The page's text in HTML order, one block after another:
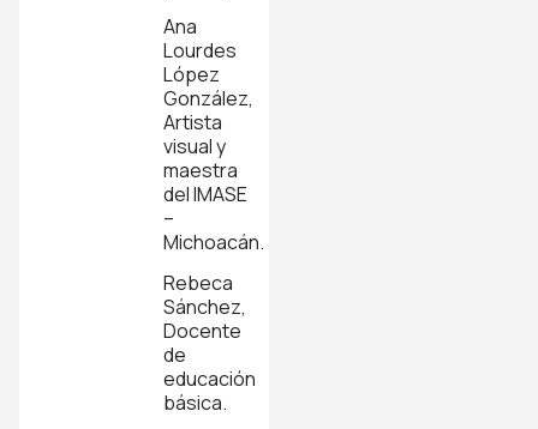
Ana
Lourdes
López
González,
Artista
visual y
maestra
del IMASE
–
Michoacán.
Rebeca
Sánchez,
Docente
de
educación
básica.